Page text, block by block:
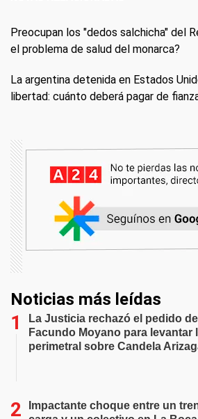
Preocupan los "dedos salchicha" del
el problema de salud del monarca?
La argentina detenida en Estados
libertad: cuánto deberá pagar de
Noticias más leídas
La Justicia rechazó el pedido de
Facundo Moyano para levantar
perimetral sobre Candela
Impactante choque entre un